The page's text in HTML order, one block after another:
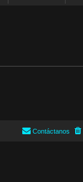
Contáctanos